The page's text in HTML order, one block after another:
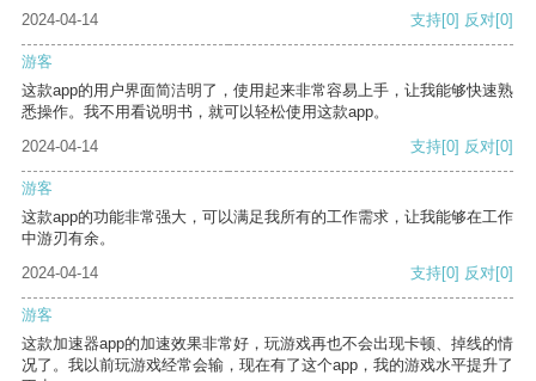
2024-04-14
支持[0] 反对[0]
游客
这款app的用户界面简洁明了，使用起来非常容易上手，让我能够快速熟
悉操作。我不用看说明书，就可以轻松使用这款app。
2024-04-14
支持[0] 反对[0]
游客
这款app的功能非常强大，可以满足我所有的工作需求，让我能够在工作
中游刃有余。
2024-04-14
支持[0] 反对[0]
游客
这款加速器app的加速效果非常好，玩游戏再也不会出现卡顿、掉线的情
况了。我以前玩游戏经常会输，现在有了这个app，我的游戏水平提升了